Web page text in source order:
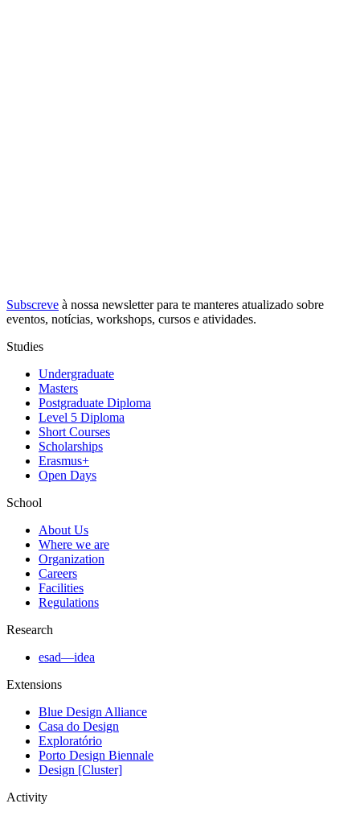
Subscreve à nossa newsletterpara te manteres atualizado sobre
eventos, notícias, workshops, cursos e atividades.
Studies
Undergraduate
Masters
Postgraduate Diploma
Level 5 Diploma
Short Courses
Scholarships
Erasmus+
Open Days
School
About Us
Where we are
Organization
Careers
Facilities
Regulations
Research
esad—idea
Extensions
Blue Design Alliance
Casa do Design
Exploratório
Porto Design Biennale
Design [Cluster]
Activity